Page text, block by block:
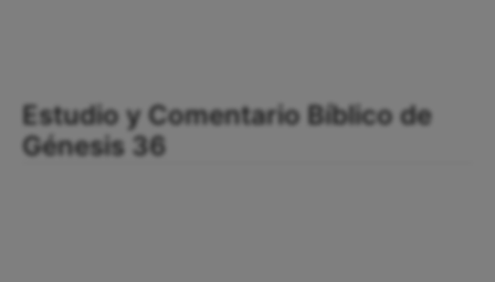
Estudio y Comentario Bíblico de
Génesis 36